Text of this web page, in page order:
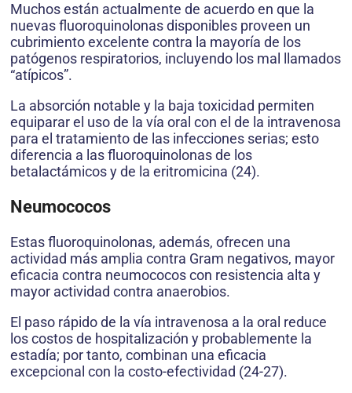
Muchos están actualmente de acuerdo en que la
nuevas fluoroquinolonas disponibles proveen un
cubrimiento excelente contra la mayoría de los
patógenos respiratorios, incluyendo los mal llamados
“atípicos”.
La absorción notable y la baja toxicidad permiten
equiparar el uso de la vía oral con el de la intravenosa
para el tratamiento de las infecciones serias; esto
diferencia a las fluoroquinolonas de los
betalactámicos y de la eritromicina (24).
Neumococos
Estas fluoroquinolonas, además, ofrecen una
actividad más amplia contra Gram negativos, mayor
eficacia contra neumococos con resistencia alta y
mayor actividad contra anaerobios.
El paso rápido de la vía intravenosa a la oral reduce
los costos de hospitalización y probablemente la
estadía; por tanto, combinan una eficacia
excepcional con la costo-efectividad (24-27).